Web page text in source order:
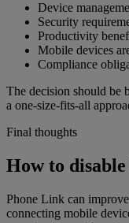
Device
Security
Productivity
Mobile devices
Compliance
The decision should be
a one-size-fits-all
Final thoughts
How to
Phone Link can
connecting mobile